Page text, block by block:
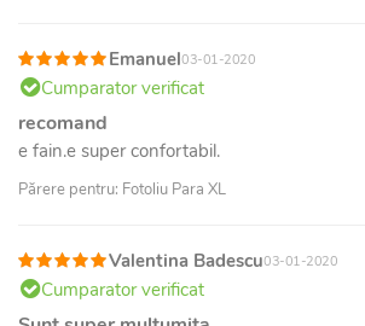
Emanuel03-01-2020
Cumparator verificat
recomand
e fain.e super confortabil.
Părere pentru: Fotoliu Para XL
Valentina Badescu03-01-2020
Cumparator verificat